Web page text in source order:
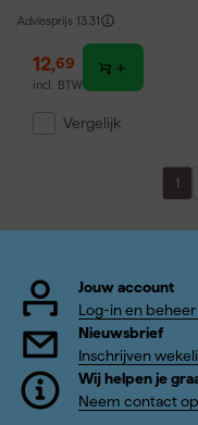
Adviesprijs 13,31
12,69
incl. BTW
Vergelijk
1
Jouw account
Log-in en
Nieuwsbrief
Inschrijven
Wij helpen je
Neem contact